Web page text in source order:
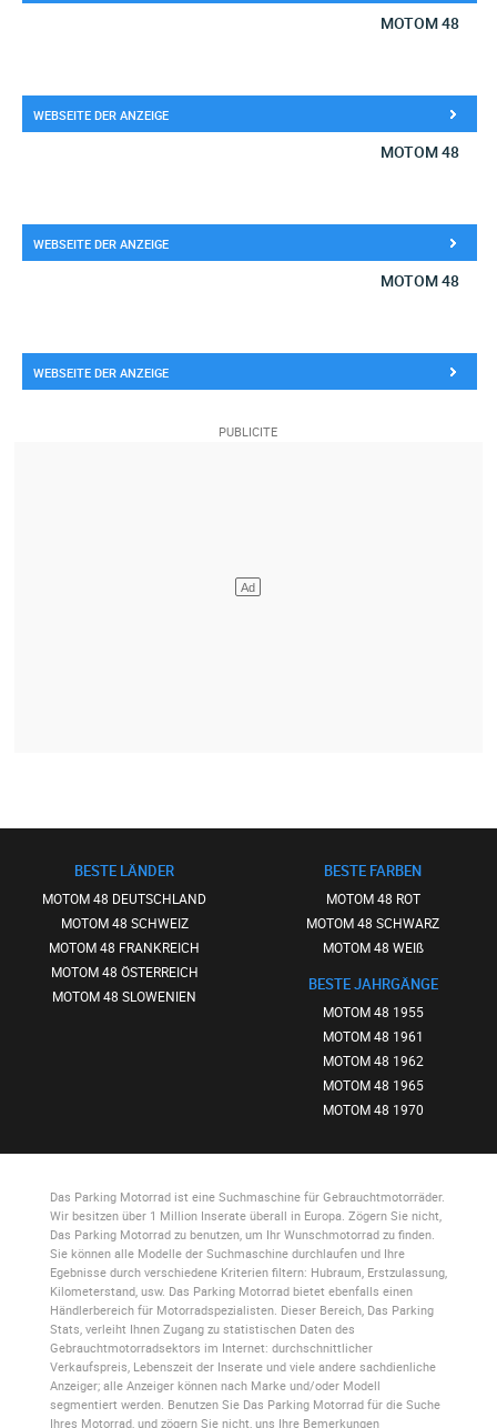
MOTOM 48
WEBSEITE DER ANZEIGE
MOTOM 48
WEBSEITE DER ANZEIGE
MOTOM 48
WEBSEITE DER ANZEIGE
BESTE LÄNDER
MOTOM 48 DEUTSCHLAND
MOTOM 48 SCHWEIZ
MOTOM 48 FRANKREICH
MOTOM 48 ÖSTERREICH
MOTOM 48 SLOWENIEN
BESTE FARBEN
MOTOM 48 ROT
MOTOM 48 SCHWARZ
MOTOM 48 WEIß
BESTE JAHRGÄNGE
MOTOM 48 1955
MOTOM 48 1961
MOTOM 48 1962
MOTOM 48 1965
MOTOM 48 1970
Das Parking Motorradist eine Suchmaschine für Gebrauchtmotorräder.
Wir besitzen über 1 Million Inserate überall in Europa. Zögern Sie nicht,
Das Parking Motorradzu benutzen, um Ihr Wunschmotorrad zu finden.
Sie können alle Modelle der Suchmaschine durchlaufen und Ihre
Egebnisse durch verschiedene Kriterien filtern: Hubraum, Erstzulassung,
Kilometerstand, usw. Das Parking Motorradbietet ebenfalls einen
Händlerbereich für Motorradspezialisten. Dieser Bereich, Das Parking
Stats, verleiht Ihnen Zugang zu statistischen Daten des
Gebrauchtmotorradsektors im Internet: durchschnittlicher
Verkaufspreis, Lebenszeit der Inserate und viele andere sachdienliche
Anzeiger; alle Anzeiger können nach Marke und/oder Modell
segmentiert werden. Benutzen Sie Das Parking Motorradfür die Suche
Ihres Motorrad, und zögern Sie nicht, uns Ihre Bemerkungen